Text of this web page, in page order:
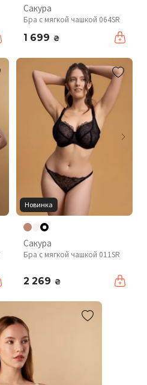
Сакура
Бра с мягкой чашкой 064SR
1 699 ₴
Новинка
Сакура
Бра с мягкой чашкой 011SR
2 269 ₴